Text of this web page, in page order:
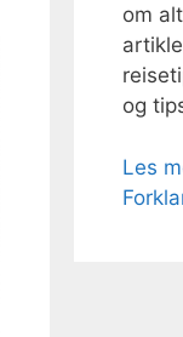
om
og
Les